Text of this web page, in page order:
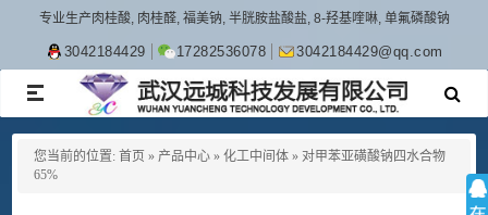
专业生产肉桂酸, 肉桂醛, 福美钠, 半胱胺盐酸盐, 8-羟基喹啉, 单氟磷酸钠
3042184429 17282536078 3042184429@qq.com
TOGGLE
NAVIGATION
您当前的位置: 首页 » 产品中心 » 化工中间体 » 对甲苯亚磺酸钠四水合物
65%